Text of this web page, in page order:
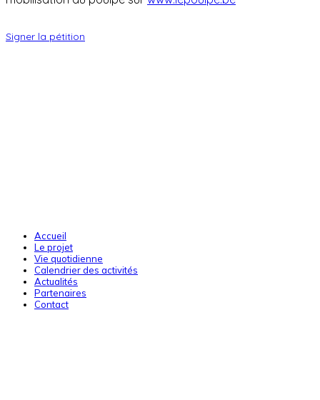
Signer la pétition
Accueil
Le projet
Vie quotidienne
Calendrier des activités
Actualités
Partenaires
Contact